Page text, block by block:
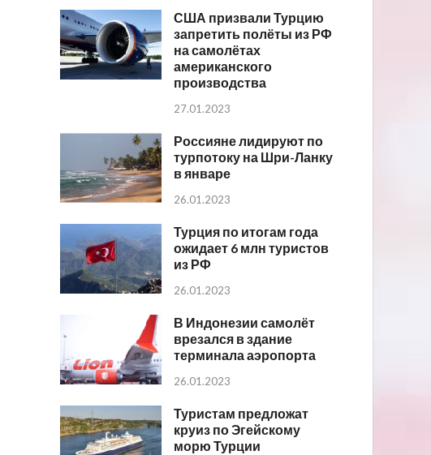
США призвали Турцию
запретить полёты из РФ
на самолётах
американского
производства
27.01.2023
Россияне лидируют по
турпотоку на Шри-Ланку
в январе
26.01.2023
Турция по итогам года
ожидает 6 млн туристов
из РФ
26.01.2023
В Индонезии самолёт
врезался в здание
терминала аэропорта
26.01.2023
Туристам предложат
круиз по Эгейскому
морю Турции